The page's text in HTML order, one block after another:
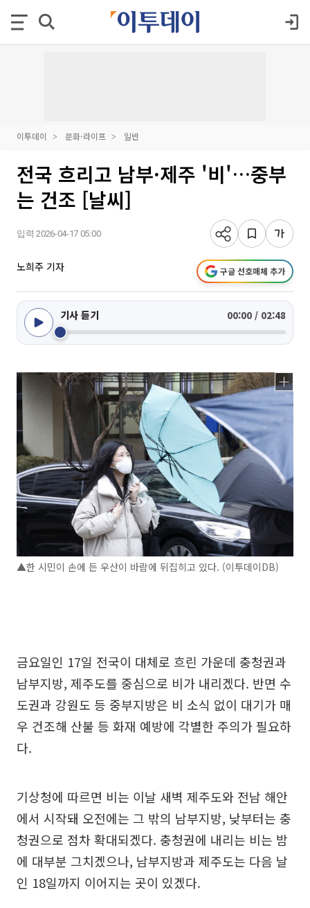
이투데이 문화·라이프 일반
전국 흐리고 남부·제주 '비'…중부
는 건조 [날씨]
입력 2026-04-17 05:00
노희주 기자 구글 선호매체 추가
기사 듣기 00:00 / 02:48
▲한 시민이 손에 든 우산이 바람에 뒤집히고 있다. (이투데이DB)
금요일인 17일 전국이 대체로 흐린 가운데 충청권과
남부지방, 제주도를 중심으로 비가 내리겠다. 반면 수
도권과 강원도 등 중부지방은 비 소식 없이 대기가 매
우 건조해 산불 등 화재 예방에 각별한 주의가 필요하
다.
기상청에 따르면 비는 이날 새벽 제주도와 전남 해안
에서 시작돼 오전에는 그 밖의 남부지방, 낮부터는 충
청권으로 점차 확대되겠다. 충청권에 내리는 비는 밤
에 대부분 그치겠으나, 남부지방과 제주도는 다음 날
인 18일까지 이어지는 곳이 있겠다.